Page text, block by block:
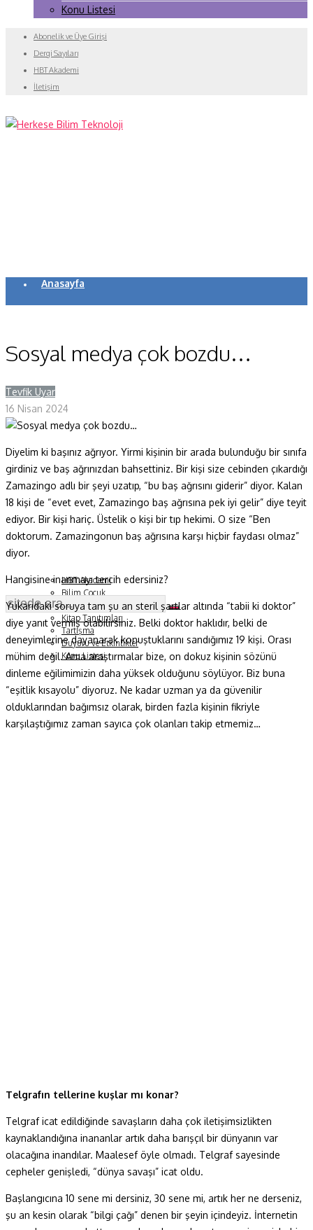
Konu Listesi
Abonelik ve Üye Girişi
Dergi Sayıları
HBT Akademi
İletişim
Anasayfa
Makaleler
Dergi Sayıları
Yaşam Bilimleri
Sağlık
Fizik ve Uzay
Gezegenimiz
Teknoyaşam
HBT Akademi
Bilim Çocuk
Soru ve Yanıt
Kitap Tanıtımları
Tartışma
Duyuru ve Etkinlikler
Konu Listesi
Sosyal medya çok bozdu…
Tevfik Uyar
16 Nisan 2024
Diyelim ki başınız ağrıyor. Yirmi kişinin bir arada bulunduğu bir sınıfa
girdiniz ve baş ağrınızdan bahsettiniz. Bir kişi size cebinden çıkardığı
Zamazingo adlı bir şeyi uzatıp, “bu baş ağrısını giderir” diyor. Kalan
18 kişi de “evet evet, Zamazingo baş ağrısına pek iyi gelir” diye teyit
ediyor. Bir kişi hariç. Üstelik o kişi bir tıp hekimi. O size “Ben
doktorum. Zamazingonun baş ağrısına karşı hiçbir faydası olmaz”
diyor.
Hangisine inanmayı tercih edersiniz?
Yukarıdaki soruya tam şu an steril şartlar altında “tabii ki doktor”
diye yanıt vermiş olabilirsiniz. Belki doktor haklıdır, belki de
deneyimlerine dayanarak konuştuklarını sandığımız 19 kişi. Orası
mühim değil. Ama araştırmalar bize, on dokuz kişinin sözünü
dinleme eğilimimizin daha yüksek olduğunu söylüyor. Biz buna
“eşitlik kısayolu” diyoruz. Ne kadar uzman ya da güvenilir
olduklarından bağımsız olarak, birden fazla kişinin fikriyle
karşılaştığımız zaman sayıca çok olanları takip etmemiz…
Telgrafın tellerine kuşlar mı konar?
Telgraf icat edildiğinde savaşların daha çok iletişimsizlikten
kaynaklandığına inananlar artık daha barışçıl bir dünyanın var
olacağına inandılar. Maalesef öyle olmadı. Telgraf sayesinde
cepheler genişledi, “dünya savaşı” icat oldu.
Başlangıcına 10 sene mi dersiniz, 30 sene mi, artık her ne derseniz,
şu an kesin olarak “bilgi çağı” denen bir şeyin içindeyiz. İnternetin